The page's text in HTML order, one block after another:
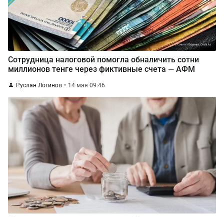
Сотрудница налоговой помогла обналичить сотни
миллионов тенге через фиктивные счета — АФМ
Руслан Логинов 14 мая 09:46